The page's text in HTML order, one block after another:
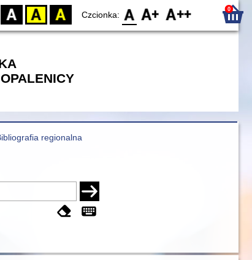
BW YB BY Czcionka: F0 F1 F2 0
regionalna